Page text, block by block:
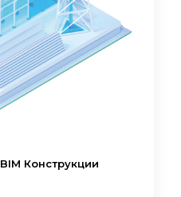
Конструкции